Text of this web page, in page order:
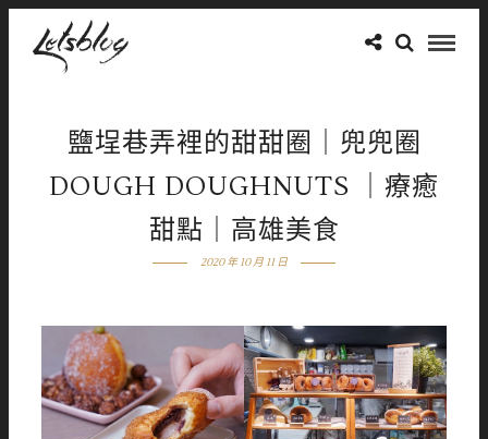
鹽埕巷弄裡的甜甜圈｜兜兜圈
DOUGH DOUGHNUTS ｜療癒
甜點｜高雄美食
2020 年 10 月 11 日